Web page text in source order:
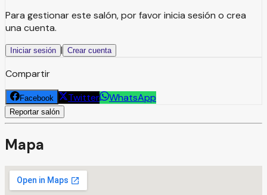
Para gestionar este salón, por favor inicia sesión o crea
una cuenta.
Iniciar sesión | Crear cuenta
Compartir
Facebook Twitter WhatsApp
Reportar salón
Mapa